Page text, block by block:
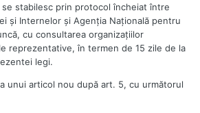
stabilesc prin protocol încheiat între
şi Internelor şi Agenţia Naţională pentru
cu consultarea organizaţiilor
reprezentative, în termen de 15 zile de la
legi.
unui articol nou după art. 5, cu următorul